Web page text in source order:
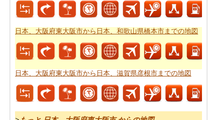
日本、大阪府東大阪市から日本、和歌山県橋本市までの地図
日本、大阪府東大阪市から日本、滋賀県彦根市までの地図